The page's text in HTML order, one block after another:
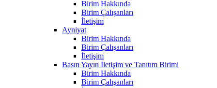
Birim Hakkında
Birim Çalışanları
İletişim
Ayniyat
Birim Hakkında
Birim Çalışanları
İletişim
Basın Yayın İletişim ve Tanıtım Birimi
Birim Hakkında
Birim Çalışanları